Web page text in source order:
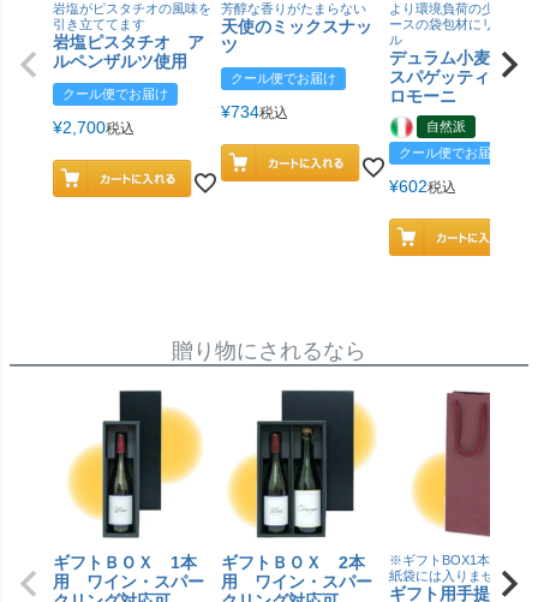
岩塩がピスタチオの風味を
引き立ててます
岩塩ピスタチオ ア
ルペンザルツ使用
クール便でお届け
¥2,700税込
芳醇な香りがたまらない
天使のミックスナッ
ツ
クール便でお届け
¥734税込
より環境負荷の少ない紙
ースの袋包材にリニュー
ル
デュラム小麦 有
スパゲッティ／ジ
ロモーニ
自然派
クール便でお届け
¥602税込
贈り物にされるなら
ギフトＢＯＸ 1本
用 ワイン・スパー
ギフトＢＯＸ 2本
用 ワイン・スパー
※ギフトBOX1本用はこ
紙袋には入りません
ギフト用手提げＢ